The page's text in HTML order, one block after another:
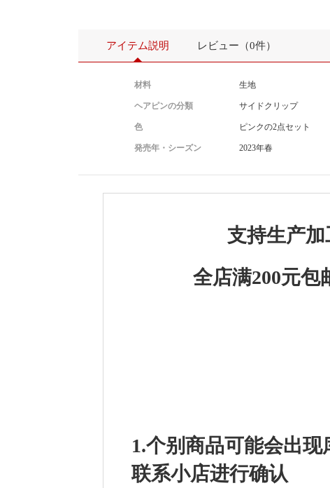
アイテム説明 レビュー（0件）
材料 生地
ヘアピンの分類 サイドクリップ
色 ピンクの2点セット
発売年・シーズン 2023年春
免，还望多多理解
4.纯手工制作无法保证每一个大小完全一模一样，布料需按顺
序裁剪，无法抠图裁剪，不能保证每一个花色都与图片毫无
5.纯手工制作不支持退换，请慎重选择